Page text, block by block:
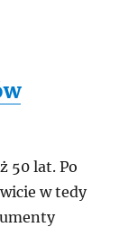
50 lat. Po
w tedy